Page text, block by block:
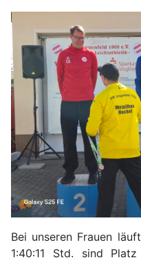
Bei unseren Frauen
1:40:11 Std. sind